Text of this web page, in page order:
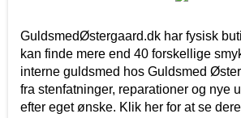
GuldsmedØstergaard.dk har fysisk
kan finde mere end 40 forskellige
interne guldsmed hos Guldsmed
fra stenfatninger, reparationer og nye
efter eget ønske. Klik her for at se